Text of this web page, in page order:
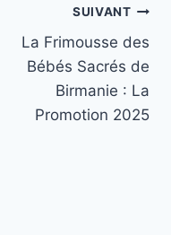
SUIVANT
La Frimousse des
Bébés Sacrés de
Birmanie : La
Promotion 2025